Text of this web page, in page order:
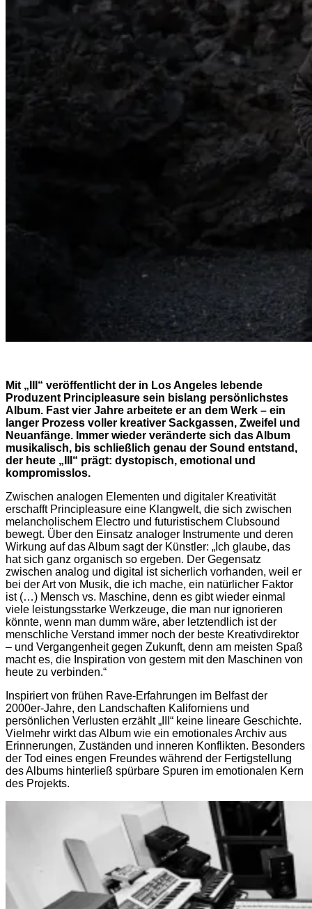
Mit „III“ veröffentlicht der in Los Angeles lebende
Produzent Principleasure sein bislang persönlichstes
Album. Fast vier Jahre arbeitete er an dem Werk – ein
langer Prozess voller kreativer Sackgassen, Zweifel und
Neuanfänge. Immer wieder veränderte sich das Album
musikalisch, bis schließlich genau der Sound entstand,
der heute „III“ prägt: dystopisch, emotional und
kompromisslos.
Zwischen analogen Elementen und digitaler Kreativität
erschafft Principleasure eine Klangwelt, die sich zwischen
melancholischem Electro und futuristischem Clubsound
bewegt. Über den Einsatz analoger Instrumente und deren
Wirkung auf das Album sagt der Künstler: „Ich glaube, das
hat sich ganz organisch so ergeben. Der Gegensatz
zwischen analog und digital ist sicherlich vorhanden, weil er
bei der Art von Musik, die ich mache, ein natürlicher Faktor
ist (…) Mensch vs. Maschine, denn es gibt wieder einmal
viele leistungsstarke Werkzeuge, die man nur ignorieren
könnte, wenn man dumm wäre, aber letztendlich ist der
menschliche Verstand immer noch der beste Kreativdirektor
– und Vergangenheit gegen Zukunft, denn am meisten Spaß
macht es, die Inspiration von gestern mit den Maschinen von
heute zu verbinden.“
Inspiriert von frühen Rave-Erfahrungen im Belfast der
2000er-Jahre, den Landschaften Kaliforniens und
persönlichen Verlusten erzählt „III“ keine lineare Geschichte.
Vielmehr wirkt das Album wie ein emotionales Archiv aus
Erinnerungen, Zuständen und inneren Konflikten. Besonders
der Tod eines engen Freundes während der Fertigstellung
des Albums hinterließ spürbare Spuren im emotionalen Kern
des Projekts.